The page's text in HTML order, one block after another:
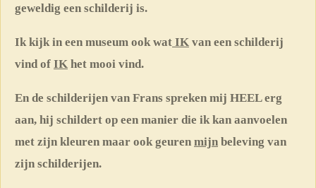
geweldig een schilderij is.
Ik kijk in een museum ook wat IK van een schilderij
vind of IK het mooi vind.
En de schilderijen van Frans spreken mij HEEL erg
aan, hij schildert op een manier die ik kan aanvoelen
met zijn kleuren maar ook geuren mijn beleving van
zijn schilderijen.